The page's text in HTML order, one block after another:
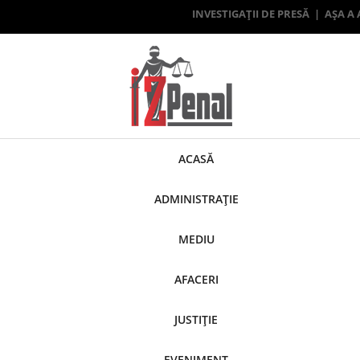
INVESTIGAȚII DE PRESĂ | AȘA A
ACASĂ
ADMINISTRAȚIE
MEDIU
AFACERI
JUSTIȚIE